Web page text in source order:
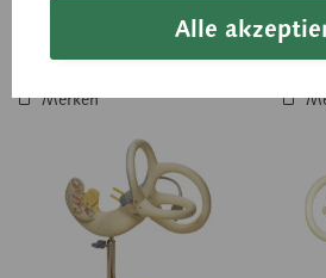
In den Anfragekorb
Merken
Alle